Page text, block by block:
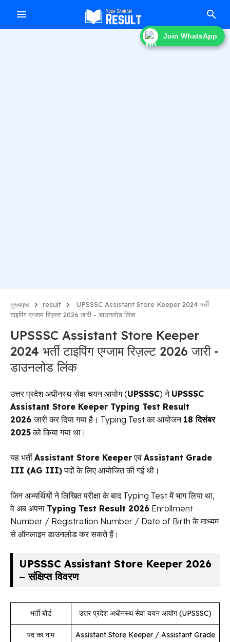
मुख्यपृष्ठ result
UPSSSC Assistant Store Keeper 2024 भर्ती
टाइपिंग एग्जाम रिज़ल्ट 2026 जारी - डाउनलोड लिंक
UPSSSC Assistant Store Keeper
2024 भर्ती टाइपिंग एग्जाम रिज़ल्ट 2026 जारी -
डाउनलोड लिंक
उत्तर प्रदेश अधीनस्थ सेवा चयन आयोग (UPSSSC) ने UPSSSC
Assistant Store Keeper Typing Test Result
2026जारी कर दिया गया है। Typing Test का आयोजन 18 दिसंबर
2025को किया गया था।
यह भर्ती Assistant Store Keeperएवं Assistant Grade
III (AG III)पदों के लिए आयोजित की गई थी।
जिन अभ्यर्थियों ने लिखित परीक्षा के बाद Typing Test में भाग लिया था,
वे अब अपना Typing Test Result 2026 Enrollment
Number / Registration Number / Date of Birth के माध्यम
से ऑनलाइन डाउनलोड कर सकते हैं।
UPSSSC Assistant Store Keeper 2026
– संक्षिप्त विवरण
भर्ती बोर्ड उत्तर प्रदेश अधीनस्थ सेवा चयन आयोग (UPSSSC)
पद का नाम
Assistant Store Keeper / Assistant Grade
Join WhatsApp